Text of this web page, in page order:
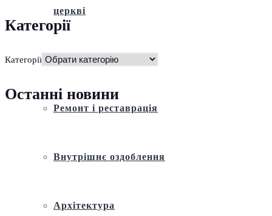
церкві
Історія
Ремонт і реставрація
Внутрішнє оздоблення
Архітектура
Категорії
Категорії
Останні новини